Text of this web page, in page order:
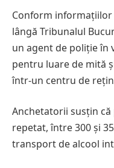
Conform
lângă Tribunalul
un agent de poliție în
pentru luare de mită
într-un centru de
Anchetatorii susțin
repetat, între 300 și
transport de alcool